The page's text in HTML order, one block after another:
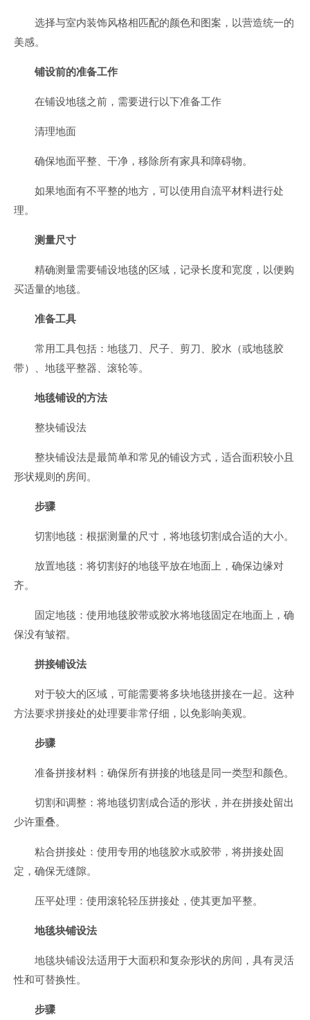
选择与室内装饰风格相匹配的颜色和图案，以营造统一的
美感。
铺设前的准备工作
在铺设地毯之前，需要进行以下准备工作
清理地面
确保地面平整、干净，移除所有家具和障碍物。
如果地面有不平整的地方，可以使用自流平材料进行处
理。
测量尺寸
精确测量需要铺设地毯的区域，记录长度和宽度，以便购
买适量的地毯。
准备工具
常用工具包括：地毯刀、尺子、剪刀、胶水（或地毯胶
带）、地毯平整器、滚轮等。
地毯铺设的方法
整块铺设法
整块铺设法是最简单和常见的铺设方式，适合面积较小且
形状规则的房间。
步骤
切割地毯：根据测量的尺寸，将地毯切割成合适的大小。
放置地毯：将切割好的地毯平放在地面上，确保边缘对
齐。
固定地毯：使用地毯胶带或胶水将地毯固定在地面上，确
保没有皱褶。
拼接铺设法
对于较大的区域，可能需要将多块地毯拼接在一起。这种
方法要求拼接处的处理要非常仔细，以免影响美观。
步骤
准备拼接材料：确保所有拼接的地毯是同一类型和颜色。
切割和调整：将地毯切割成合适的形状，并在拼接处留出
少许重叠。
粘合拼接处：使用专用的地毯胶水或胶带，将拼接处固
定，确保无缝隙。
压平处理：使用滚轮轻压拼接处，使其更加平整。
地毯块铺设法
地毯块铺设法适用于大面积和复杂形状的房间，具有灵活
性和可替换性。
步骤